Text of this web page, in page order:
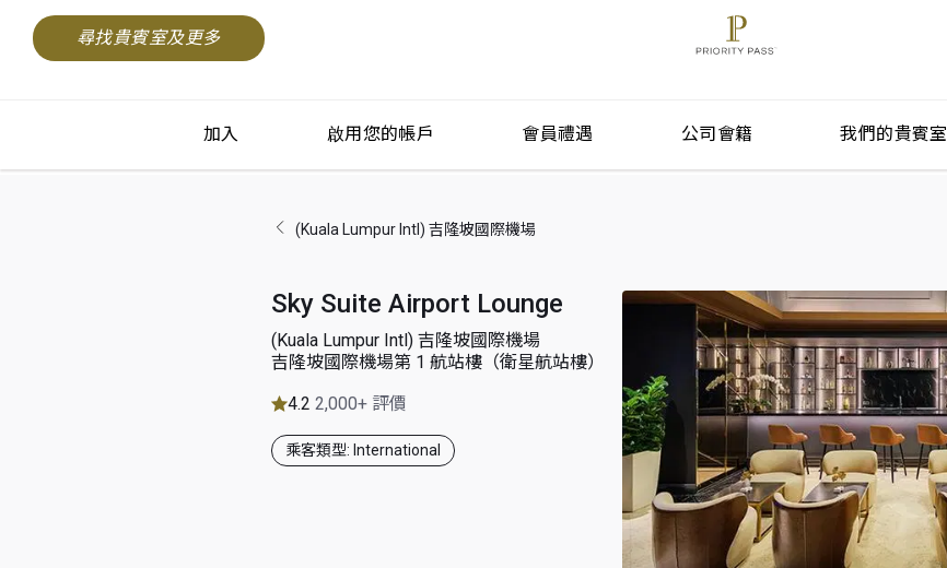
尋找貴賓室及更多
加入 啟用您的帳戶 會員禮遇 公司會籍 我們的貴賓室
(Kuala Lumpur Intl) 吉隆坡國際機場
Sky Suite Airport Lounge
(Kuala Lumpur Intl) 吉隆坡國際機場
吉隆坡國際機場第 1 航站樓（衛星航站樓）
4.2 2,000+ 評價
乘客類型: International